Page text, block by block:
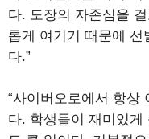
다. 도장의 자존심을
롭게 여기기 때문에 선
다.”
“사이버오로에서 항상
다. 학생들이 재미있